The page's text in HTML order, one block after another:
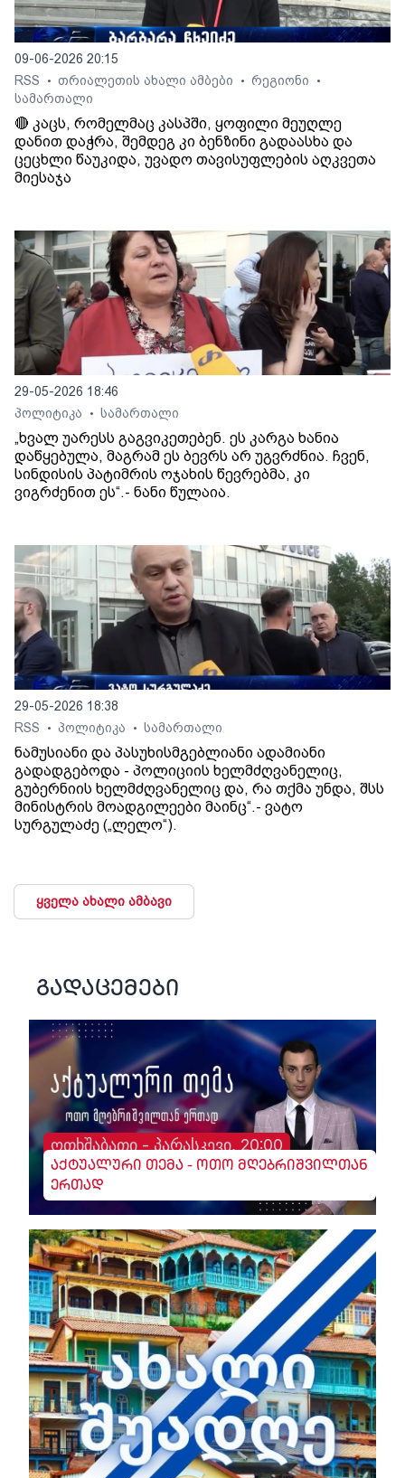
09-06-2026 20:15
RSS
• თრიალეთის ახალი ამბები • რეგიონი •
სამართალი
🔴 კაცს, რომელმაც კასპში, ყოფილი მეუღლე
დანით დაჭრა, შემდეგ კი ბენზინი გადაასხა და
ცეცხლი წაუკიდა, უვადო თავისუფლების აღკვეთა
მიესაჯა
29-05-2026 18:46
პოლიტიკა
• სამართალი
„ხვალ უარესს გაგვიკეთებენ. ეს კარგა ხანია
დაწყებულა, მაგრამ ეს ბევრს არ უგვრძნია. ჩვენ,
სინდისის პატიმრის ოჯახის წევრებმა, კი
ვიგრძენით ეს“.- ნანი წულაია.
29-05-2026 18:38
RSS
• პოლიტიკა • სამართალი
ნამუსიანი და პასუხისმგებლიანი ადამიანი
გადადგებოდა - პოლიციის ხელმძღვანელიც,
გუბერნიის ხელმძღვანელიც და, რა თქმა უნდა, შსს
მინისტრის მოადგილეები მაინც“.- ვატო
სურგულაძე („ლელო“).
ყველა ახალი ამბავი
გადაცემები
ოთხშაბათი - პარასკევი, 20:00
აქტუალური თემა - ოთო მღებრიშვილთან
ერთად